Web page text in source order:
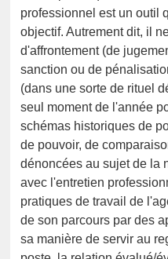
professionnel est un outil
objectif. Autrement dit, il
d'affrontement (de
sanction ou de
(dans une sorte de rituel
seul moment de l'année
schémas historiques de
de pouvoir, de
dénoncées au sujet de la
avec l'entretien
pratiques de travail de
de son parcours par des
sa manière de servir au